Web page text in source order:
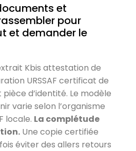
et
pour
et demander le
Kbis attestation de
URSSAF certificat de
pièce d’identité. Le modèle
varie selon l’organisme
locale. La complétude
Une copie certifiée
éviter des allers retours